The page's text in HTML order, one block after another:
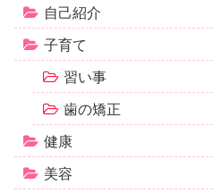
自己紹介
子育て
習い事
歯の矯正
健康
美容